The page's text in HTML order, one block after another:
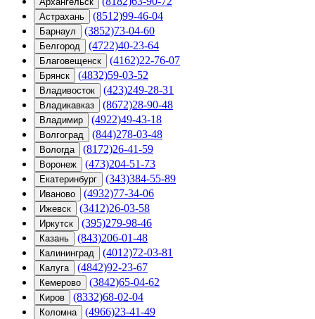
Астрахань (8512)99-46-04
Барнаул (3852)73-04-60
Белгород (4722)40-23-64
Благовещенск (4162)22-76-07
Брянск (4832)59-03-52
Владивосток (423)249-28-31
Владикавказ (8672)28-90-48
Владимир (4922)49-43-18
Волгоград (844)278-03-48
Вологда (8172)26-41-59
Воронеж (473)204-51-73
Екатеринбург (343)384-55-89
Иваново (4932)77-34-06
Ижевск (3412)26-03-58
Иркутск (395)279-98-46
Казань (843)206-01-48
Калининград (4012)72-03-81
Калуга (4842)92-23-67
Кемерово (3842)65-04-62
Киров (8332)68-02-04
Коломна (4966)23-41-49